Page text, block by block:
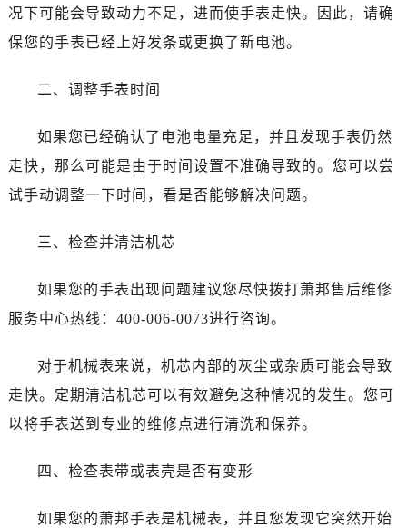
况下可能会导致动力不足，进而使手表走快。因此，请确
保您的手表已经上好发条或更换了新电池。
二、调整手表时间
如果您已经确认了电池电量充足，并且发现手表仍然
走快，那么可能是由于时间设置不准确导致的。您可以尝
试手动调整一下时间，看是否能够解决问题。
三、检查并清洁机芯
如果您的手表出现问题建议您尽快拨打萧邦售后维修
服务中心热线：400-006-0073进行咨询。
对于机械表来说，机芯内部的灰尘或杂质可能会导致
走快。定期清洁机芯可以有效避免这种情况的发生。您可
以将手表送到专业的维修点进行清洗和保养。
四、检查表带或表壳是否有变形
如果您的萧邦手表是机械表，并且您发现它突然开始